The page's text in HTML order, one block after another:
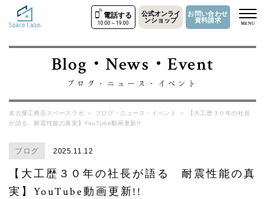
電話する
10:00～19:00
公式オンライ
ンショップ
お問い合わせ
資料請求
MENU
Blog・News・Event
ブログ・ニュース・イベント
名古屋工務店スペースラボ ＞ ブログ・ニュース・イベント ＞
【大工歴３０年の社長
が語る 耐震性能の真実】YouTube動画更新!!
ブログ 2025.11.12
【大工歴３０年の社長が語る 耐震性能の真
実】YouTube動画更新!!